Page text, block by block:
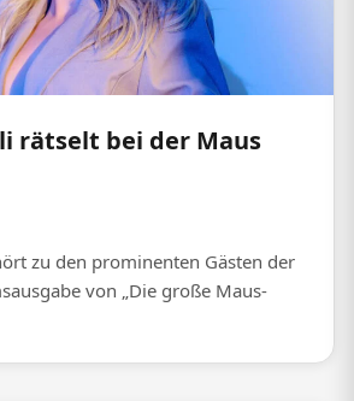
rätselt bei der Maus
zu den prominenten Gästen der
von „Die große Maus-